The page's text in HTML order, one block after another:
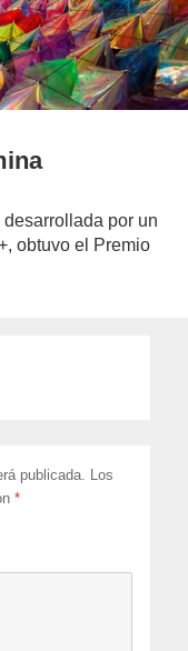
por un
obtuvo el Premio
publicada.
Los
*